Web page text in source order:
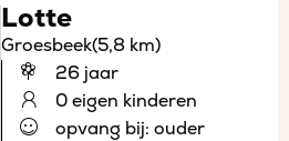
Lotte
Groesbeek(5,8 km)
26 jaar
0 eigen kinderen
opvang bij: ouder